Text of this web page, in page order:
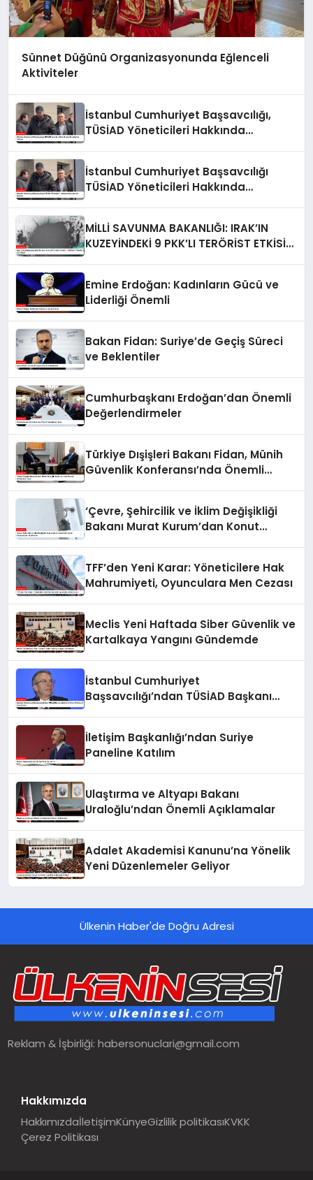
Sünnet Düğünü Organizasyonunda Eğlenceli
Aktiviteler
İstanbul Cumhuriyet Başsavcılığı,
TÜSİAD Yöneticileri Hakkında
İstanbul Cumhuriyet Başsavcılığı
TÜSİAD Yöneticileri Hakkında
MİLLİ SAVUNMA BAKANLIĞI: IRAK’IN
KUZEYİNDEKİ 9 PKK’LI TERÖRİST ETKİSİZ
Emine Erdoğan: Kadınların Gücü ve
Liderliği Önemli
Bakan Fidan: Suriye’de Geçiş Süreci
ve Beklentiler
Cumhurbaşkanı Erdoğan’dan Önemli
Değerlendirmeler
Türkiye Dışişleri Bakanı Fidan, Münih
Güvenlik Konferansı’nda Önemli
‘Çevre, Şehircilik ve İklim Değişikliği
Bakanı Murat Kurum’dan Konut
TFF’den Yeni Karar: Yöneticilere Hak
Mahrumiyeti, Oyunculara Men Cezası
Meclis Yeni Haftada Siber Güvenlik ve
Kartalkaya Yangını Gündemde
İstanbul Cumhuriyet
Başsavcılığı’ndan TÜSİAD Başkanı
İletişim Başkanlığı’ndan Suriye
Paneline Katılım
Ulaştırma ve Altyapı Bakanı
Uraloğlu’ndan Önemli Açıklamalar
Adalet Akademisi Kanunu’na Yönelik
Yeni Düzenlemeler Geliyor
Ülkenin Haber'de Doğru Adresi
Reklam & İşbirliği:habersonuclari@gmail.com
Hakkımızda
HakkımızdaİletişimKünyeGizlilik politikasıKVKK
Çerez Politikası